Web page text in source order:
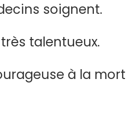
soignent.
talentueux.
à la